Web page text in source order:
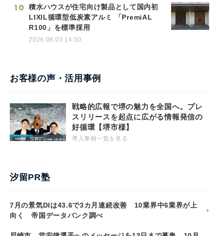
10
積水ハウスが住宅向け製品として国内初
LIXIL循環型低炭素アルミ 「PremiAL
R100」を標準採用
2026.08.03 14:30
お客様の声・活用事例
戦略的広報で堺の魅力を全国へ。プレ
スリリースを起点に広がる情報発信の
好循環【堺市様】
導入事例一覧を見る
汐留PR塾
7月の景気DIは43.6で3カ月連続改善 10業界中6業界が上
向く 帝国データバンク調べ